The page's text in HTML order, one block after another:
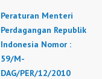
Peraturan Menteri
Perdagangan Republik
Indonesia Nomor :
59/M-
DAG/PER/12/2010